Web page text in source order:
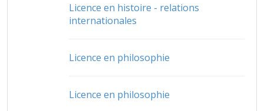
Licence en histoire - relations
internationales
Licence en philosophie
Licence en philosophie